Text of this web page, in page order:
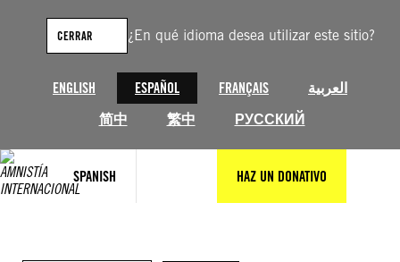
¿En qué idioma desea utilizar este sitio?
ENGLISH ESPAÑOL FRANÇAIS
العربية
简中
繁中 РУССКИЙ
CERRAR
SPANISH HAZ UN DONATIVO
contenido